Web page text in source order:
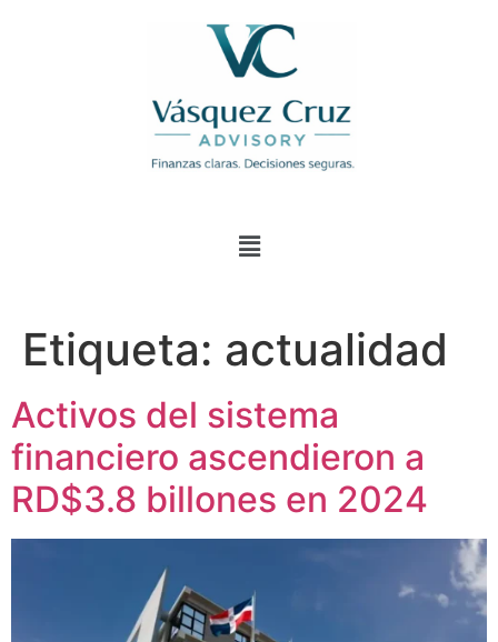
Etiqueta: actualidad
Activos del sistema
financiero ascendieron a
RD$3.8 billones en 2024